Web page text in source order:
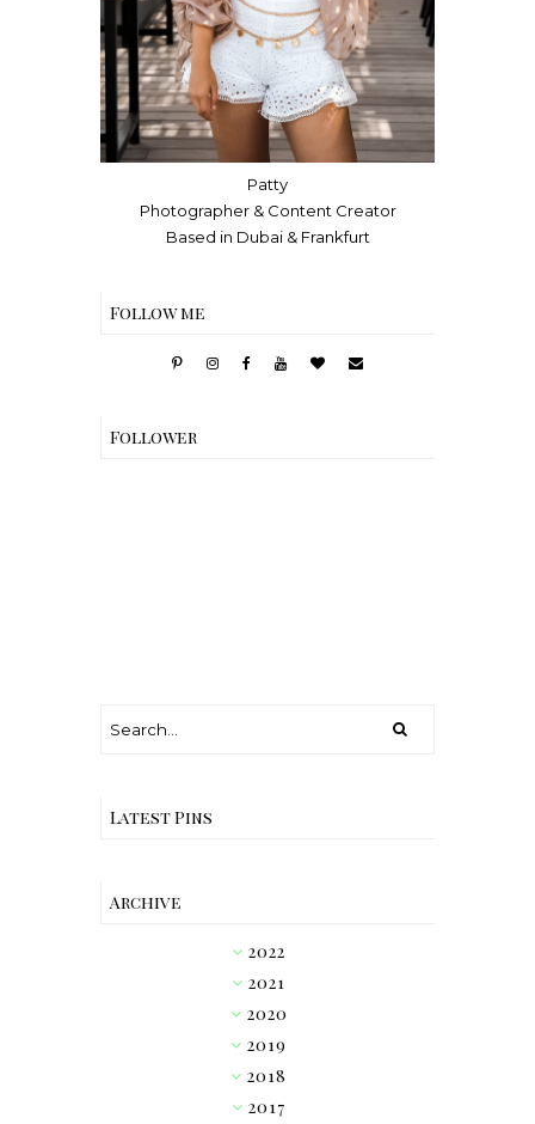
Patty
Photographer & Content Creator
Based in Dubai & Frankfurt
Follow me
Follower
Latest Pins
Archive
►2022
►2021
►2020
►2019
►2018
►2017